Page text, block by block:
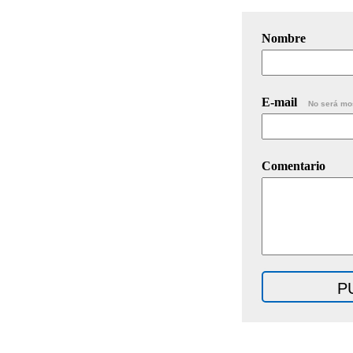
Nombre
E-mail No será
Comentario